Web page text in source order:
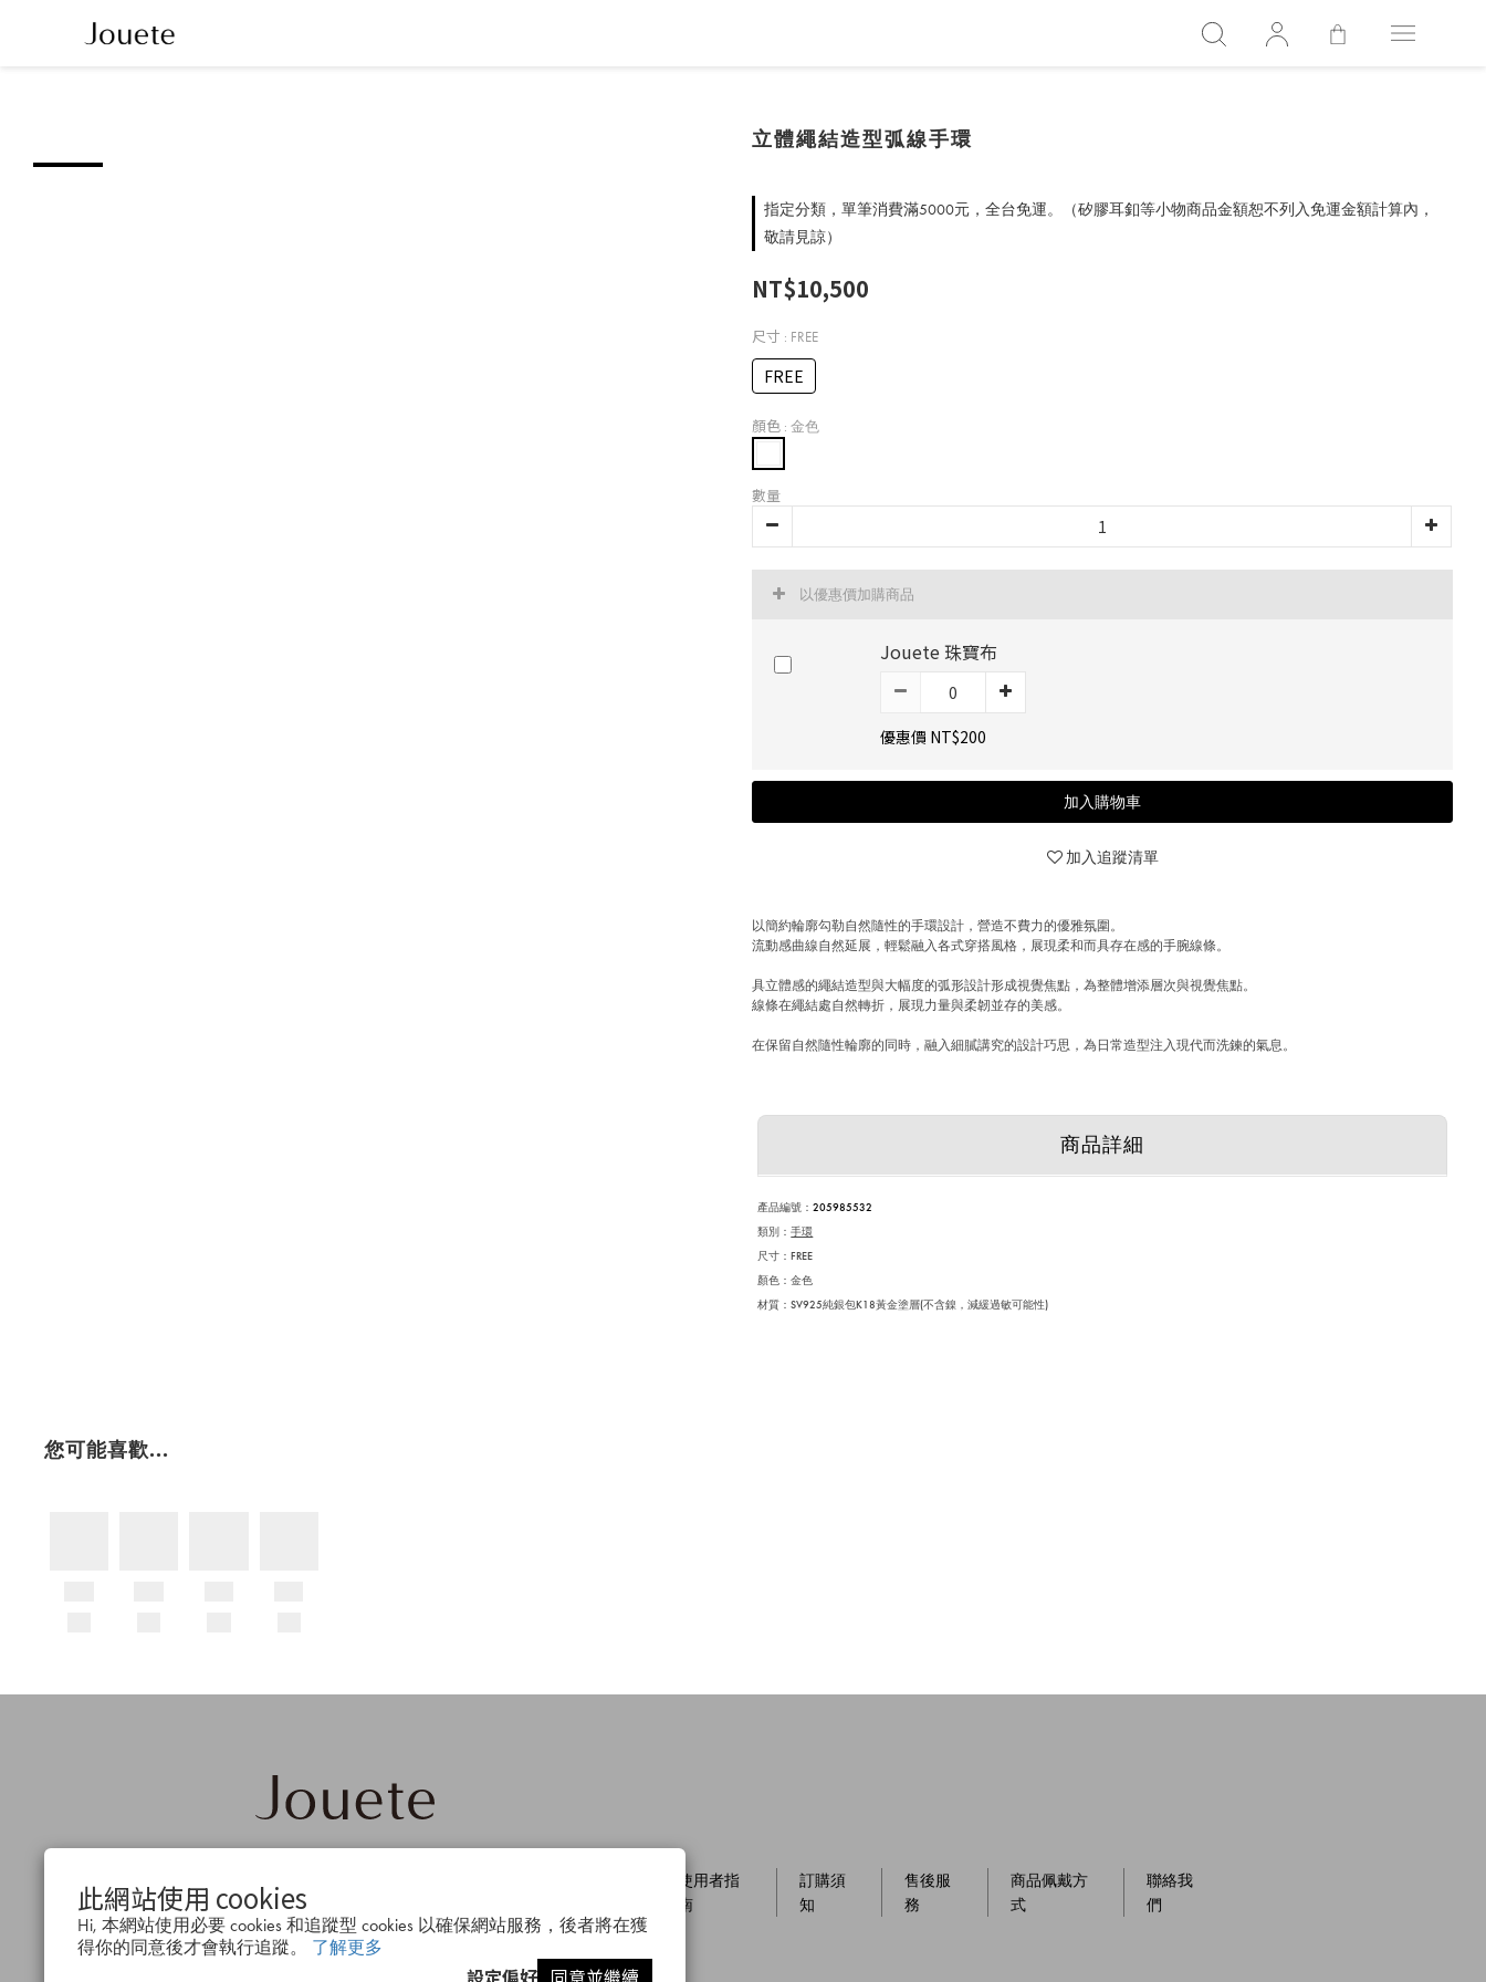
此網站使用 cookies
Hi, 本網站使用必要 cookies 和追蹤型 cookies 以確保網站服務，後者將在獲
得你的同意後才會執行追蹤。 了解更多
設定偏好 同意並繼續
立體繩結造型弧線手環
指定分類，單筆消費滿5000元，全台免運。（矽膠耳釦等小物商品金額恕不列入免運金額計算內，
敬請見諒）
NT$10,500
尺寸 : FREE
FREE
顏色 : 金色
數量
以優惠價加購商品
Jouete 珠寶布
優惠價 NT$200
加入購物車
加入追蹤清單
以簡約輪廓勾勒自然隨性的手環設計，營造不費力的優雅氛圍。
流動感曲線自然延展，輕鬆融入各式穿搭風格，展現柔和而具存在感的手腕線條。
具立體感的繩結造型與大幅度的弧形設計形成視覺焦點，為整體增添層次與視覺焦點。
線條在繩結處自然轉折，展現力量與柔韌並存的美感。
在保留自然隨性輪廓的同時，融入細膩講究的設計巧思，為日常造型注入現代而洗鍊的氣息。
商品詳細
產品編號 ：205985532
類別：手環
尺寸： FREE
顏色：金色
材質：SV925純銀包K18黃金塗層(不含鎳，減緩過敏可能性)
您可能喜歡...
念
使用者指
南
訂購須
知
售後服
務
商品佩戴方
式
聯絡我
們